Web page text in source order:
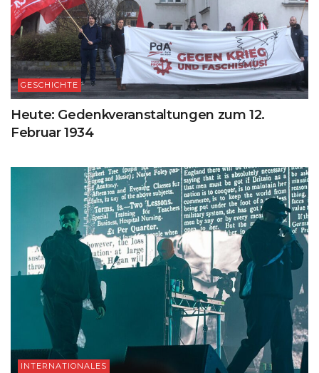
GESCHICHTE
Heute: Gedenkveranstaltungen zum 12.
Februar 1934
INTERNATIONALES